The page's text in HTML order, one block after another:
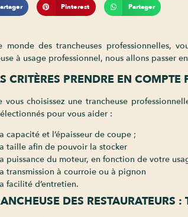
Pinterest Partager
monde des trancheuses professionnelles,
à usage professionnel, nous allons passer
CRITÈRES PRENDRE EN
vous choisissez une trancheuse
pour vous aider :
capacité et l’épaisseur de coupe ;
taille afin de pouvoir la stocker
puissance du moteur, en fonction de votre
transmission à courroie ou à pignon
facilité d’entretien.
DES